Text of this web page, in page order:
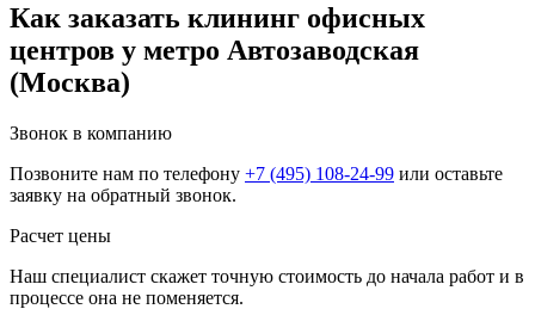
Как заказать клининг офисных
центров у метро Автозаводская
(Москва)
Звонок в компанию
Позвоните нам по телефону +7 (495) 108-24-99 или оставьте
заявку на обратный звонок.
Расчет цены
Наш специалист скажет точную стоимость до начала работ и в
процессе она не поменяется.